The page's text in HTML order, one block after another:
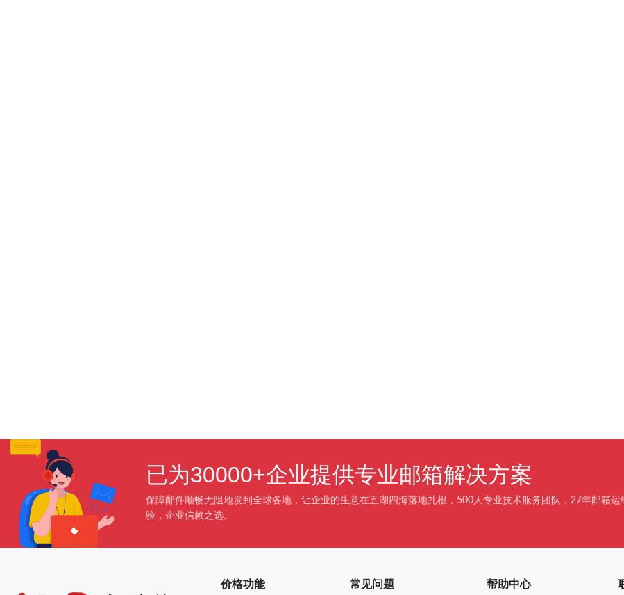
已为30000+企业提供专业邮箱解决方案
保障邮件顺畅无阻地发到全球各地，让企业的生意在五湖四海落地扎根，500人专业技术服务团队，27年邮箱运
验，企业信赖之选。
价格功能 常见问题 帮助中心